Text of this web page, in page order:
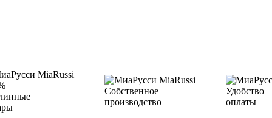
Собственное
производство
Удобство
оплаты